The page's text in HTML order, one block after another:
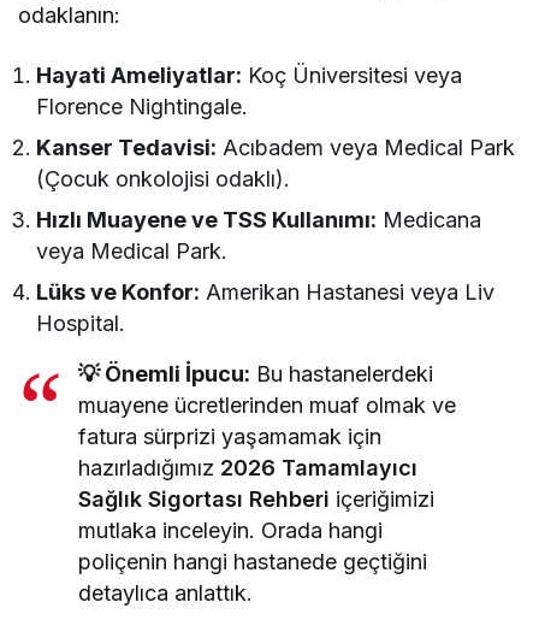
odaklanın:
Hayati Ameliyatlar: Koç Üniversitesi veya
Florence Nightingale.
Kanser Tedavisi: Acıbadem veya Medical Park
(Çocuk onkolojisi odaklı).
Hızlı Muayene ve TSS Kullanımı: Medicana
veya Medical Park.
Lüks ve Konfor: Amerikan Hastanesi veya Liv
Hospital.
💡 Önemli İpucu: Bu hastanelerdeki
muayene ücretlerinden muaf olmak ve
fatura sürprizi yaşamamak için
hazırladığımız 2026 Tamamlayıcı
Sağlık Sigortası Rehberi içeriğimizi
mutlaka inceleyin. Orada hangi
poliçenin hangi hastanede geçtiğini
detaylıca anlattık.